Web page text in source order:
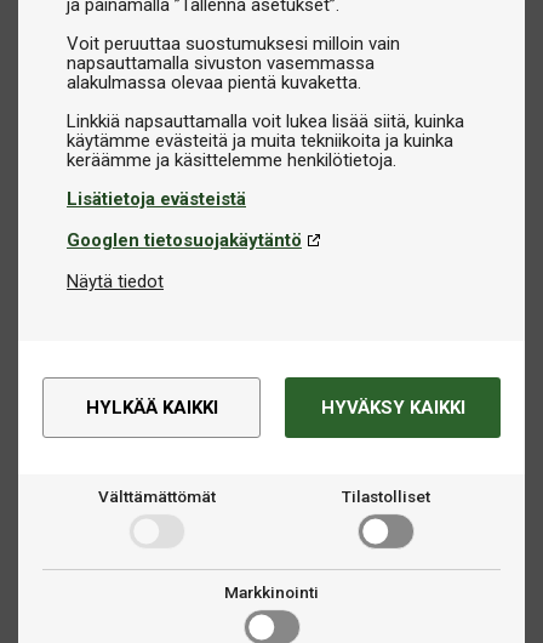
ja painamalla ”Tallenna asetukset”.
Voit peruuttaa suostumuksesi milloin vain
napsauttamalla sivuston vasemmassa
alakulmassa olevaa pientä kuvaketta.
Linkkiä napsauttamalla voit lukea lisää siitä, kuinka
käytämme evästeitä ja muita tekniikoita ja kuinka
Lisätietoja evästeistä
Googlen tietosuojakäytäntö
Näytä tiedot
HYLKÄÄ KAIKKI HYVÄKSY KAIKKI
Välttämättömät Tilastolliset
Markkinointi
julkiseen tilaan, valikoimastamme löytyy useita
vaihtoehtoja.
valintaan – autamme sinua löytämään tarpeisiisi sopivan
futispelin.